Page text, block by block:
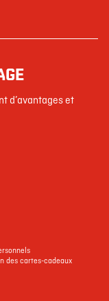
d’avantages et
des cartes-cadeaux